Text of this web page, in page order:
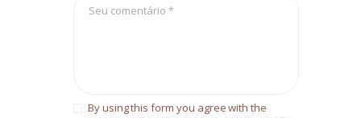
By using this form you agree with the